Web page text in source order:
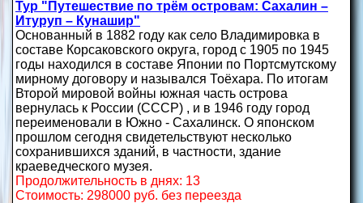
Тур "Путешествие по трём островам: Сахалин –
Итуруп – Кунашир"
Основанный в 1882 году как село Владимировка в
составе Корсаковского округа, город с 1905 по 1945
годы находился в составе Японии по Портсмутскому
мирному договору и назывался Тоёхара. По итогам
Второй мировой войны южная часть острова
вернулась к России (СССР) , и в 1946 году город
переименовали в Южно - Сахалинск. О японском
прошлом сегодня свидетельствуют несколько
сохранившихся зданий, в частности, здание
краеведческого музея.
Продолжительность в днях: 13
Стоимость: 298000 руб. без переезда